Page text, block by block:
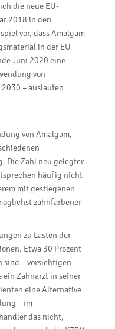
die neue EU-
2018 in den
vor, dass Amalgam
in der EU
Juni 2020 eine
von
– auslaufen
von Amalgam,
Die Zahl neu gelegter
häufig nicht
mit gestiegenen
zahnfarbener
zu Lasten der
Etwa 30 Prozent
sind – vorsichtigen
ein Zahnarzt in seiner
eine Alternative
– im
das nicht,